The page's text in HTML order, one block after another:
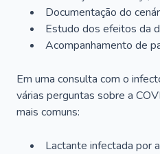
Documentação do
Estudo dos efeitos da
Acompanhamento de
Em uma consulta com o
várias perguntas sobre a
mais comuns:
Lactante infectada por